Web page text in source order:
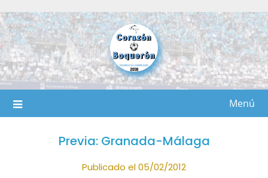
al
contenido
Menú
Previa: Granada-Málaga
Publicado el 05/02/2012